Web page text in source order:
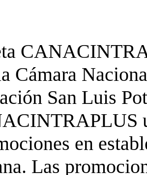
Cámara
San Luis
en
Las